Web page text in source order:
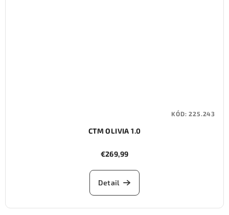
CTM OLIVIA 1.0
€269,99
Detail
KÓD:225.243